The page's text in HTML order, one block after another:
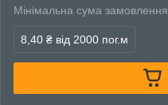
Мінімальна сума
8,40 ₴ від 2000 пог.м